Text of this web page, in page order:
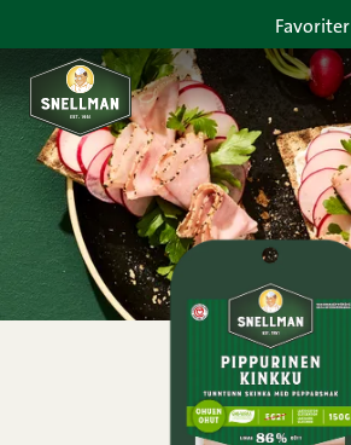
Favoriter